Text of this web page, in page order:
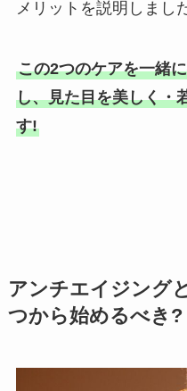
メリットを説明しまし
この2つのケアを一緒
し、見た目を美しく・
す!
アンチエイジング
つから始めるべき ?